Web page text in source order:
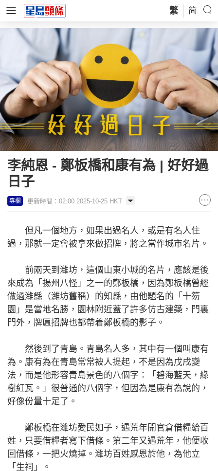
繁 简
李純恩 - 鄭板橋和康有為 | 好好過
日子
專欄 更新時間：02:00 2025-10-25 HKT
但凡一個地方，如果出過名人，或是有名人住
過，那就一定會被拿來做招牌，將之當作城市名片。
前兩天到濰坊，這個山東小城的名片，應該是後
來成為「揚州八怪」之一的鄭板橋，因為鄭板橋曾經
做過濰縣（濰坊舊稱）的知縣，由他題名的「十笏
園」是當地名勝，園林附近蓋了許多仿古建築，門裏
門外，牌匾招牌也都帶着鄭板橋的影子。
然後到了青島。青島名人多，其中有一個叫康有
為。康有為在青島常常被人提起，不是因為戊戌變
法，而是他形容青島景色的八個字：「碧海藍天，綠
樹紅瓦。」很普通的八個字，但因為是康有為說的，
好像份量十足了。
鄭板橋在濰坊愛民如子，遇荒年開官倉借糧給百
姓，只要借糧者寫下借條。第二年又遇荒年，他便收
回借條，一把火燒掉。濰坊百姓感恩於他，為他立
「生祠」。